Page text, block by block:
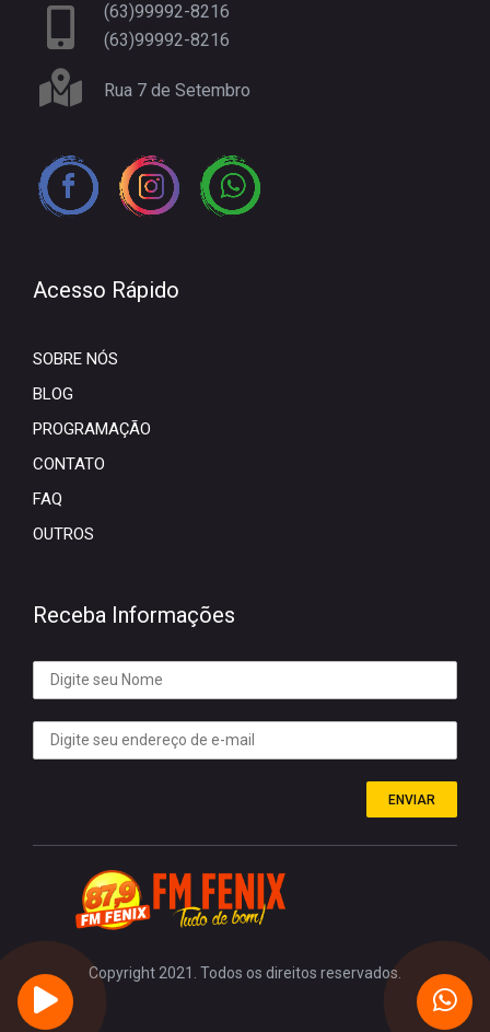
(63)99992-8216
(63)99992-8216
Rua 7 de Setembro
Acesso Rápido
SOBRE NÓS
BLOG
PROGRAMAÇÃO
CONTATO
FAQ
OUTROS
Receba Informações
ENVIAR
Copyright 2021. Todos os direitos reservados.